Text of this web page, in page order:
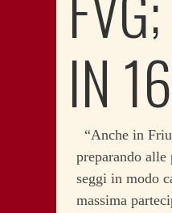
IN
“Anche in
preparando
seggi in modo
massima